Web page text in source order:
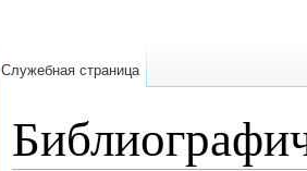
Служебная страница